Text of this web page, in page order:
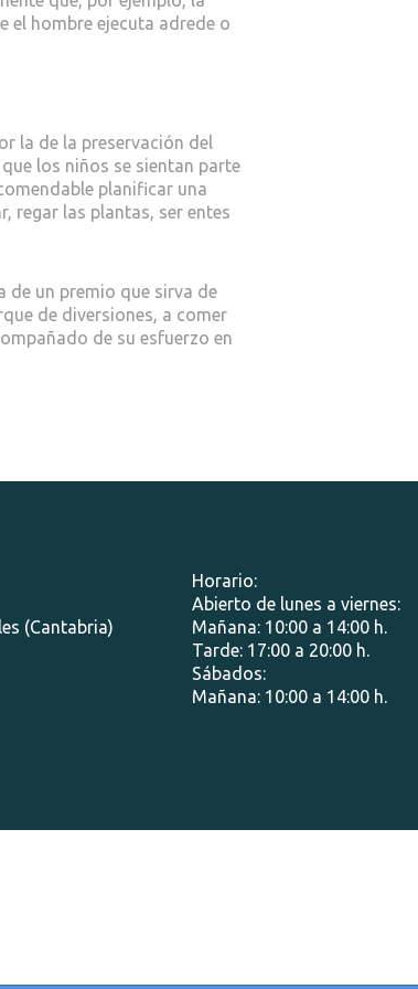
el hombre ejecuta adrede o
la de la preservación del
los niños se sientan parte
planificar una
regar las plantas, ser entes
de un premio que sirva de
de diversiones, a comer
de su esfuerzo en
(Cantabria)
Horario:
Abierto de lunes a viernes:
Mañana: 10:00 a 14:00 h.
Tarde: 17:00 a 20:00 h.
Sábados:
Mañana: 10:00 a 14:00 h.